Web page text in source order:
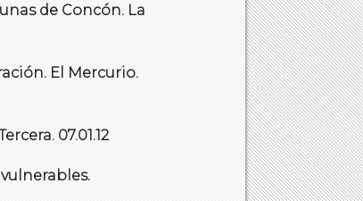
de Concón. La
El Mercurio.
07.01.12